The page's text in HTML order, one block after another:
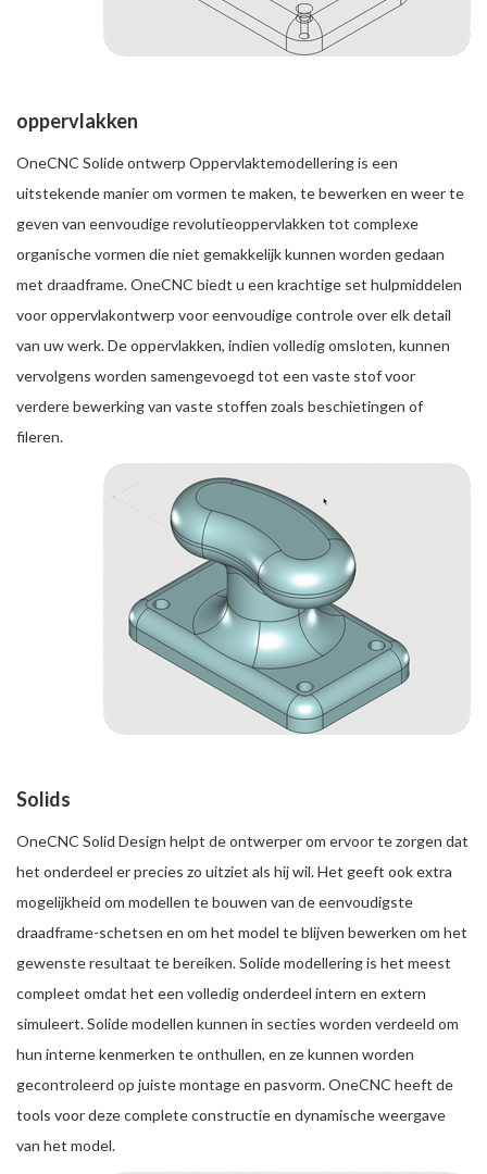
oppervlakken
OneCNC Solide ontwerp Oppervlaktemodellering is een
uitstekende manier om vormen te maken, te bewerken en weer te
geven van eenvoudige revolutieoppervlakken tot complexe
organische vormen die niet gemakkelijk kunnen worden gedaan
met draadframe. OneCNC biedt u een krachtige set hulpmiddelen
voor oppervlakontwerp voor eenvoudige controle over elk detail
van uw werk. De oppervlakken, indien volledig omsloten, kunnen
vervolgens worden samengevoegd tot een vaste stof voor
verdere bewerking van vaste stoffen zoals beschietingen of
fileren.
Solids
OneCNC Solid Design helpt de ontwerper om ervoor te zorgen dat
het onderdeel er precies zo uitziet als hij wil. Het geeft ook extra
mogelijkheid om modellen te bouwen van de eenvoudigste
draadframe-schetsen en om het model te blijven bewerken om het
gewenste resultaat te bereiken. Solide modellering is het meest
compleet omdat het een volledig onderdeel intern en extern
simuleert. Solide modellen kunnen in secties worden verdeeld om
hun interne kenmerken te onthullen, en ze kunnen worden
gecontroleerd op juiste montage en pasvorm. OneCNC heeft de
tools voor deze complete constructie en dynamische weergave
van het model.